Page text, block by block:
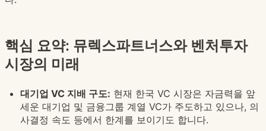
핵심 요약: 뮤렉스파트너스와 벤처투자
시장의 미래
대기업 VC 지배 구도: 현재 한국 VC 시장은 자금력을 앞
세운 대기업 및 금융그룹 계열 VC가 주도하고 있으나, 의
사결정 속도 등에서 한계를 보이기도 합니다.